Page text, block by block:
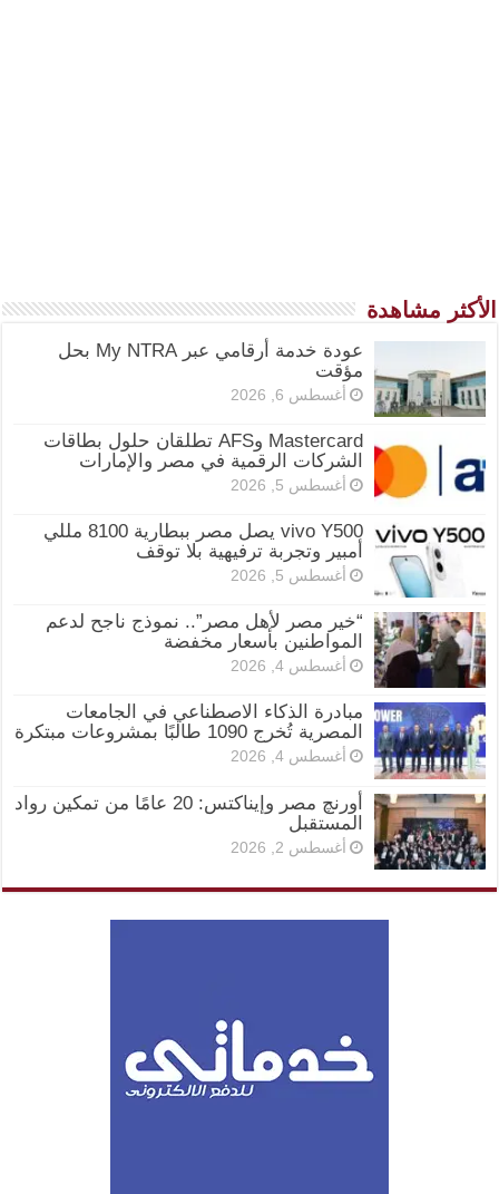
الأكثر مشاهدة
عودة خدمة أرقامي عبر My NTRA بحل
مؤقت
أغسطس 6, 2026
Mastercard وAFS تطلقان حلول بطاقات
الشركات الرقمية في مصر والإمارات
أغسطس 5, 2026
vivo Y500 يصل مصر ببطارية 8100 مللي
أمبير وتجربة ترفيهية بلا توقف
أغسطس 5, 2026
“خير مصر لأهل مصر”.. نموذج ناجح لدعم
المواطنين بأسعار مخفضة
أغسطس 4, 2026
مبادرة الذكاء الاصطناعي في الجامعات
المصرية تُخرج 1090 طالبًا بمشروعات مبتكرة
أغسطس 4, 2026
أورنچ مصر وإيناكتس: 20 عامًا من تمكين رواد
المستقبل
أغسطس 2, 2026